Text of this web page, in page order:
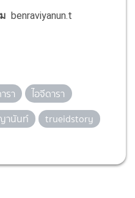
benraviyanun.t
รา
ไอจีดารา
านันท์ trueidstory